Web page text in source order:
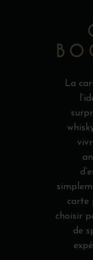
La
carte
choisir
de